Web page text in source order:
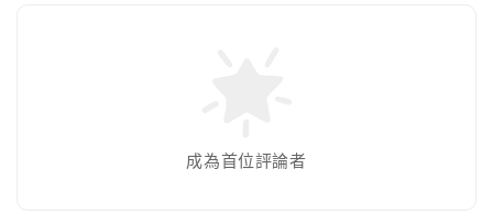
成為首位評論者